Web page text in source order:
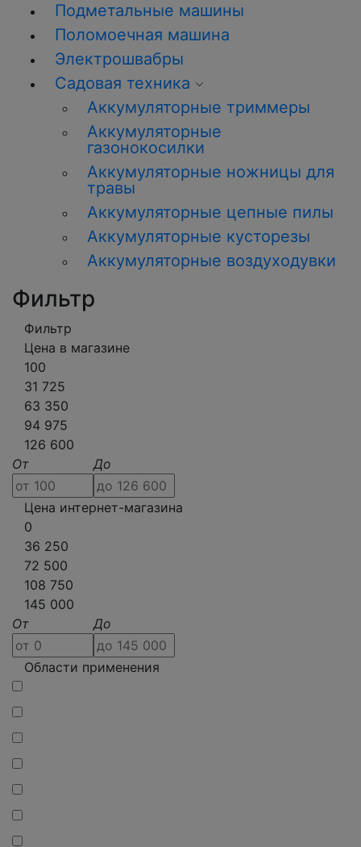
Подметальные машины
Поломоечная машина
Электрошвабры
Садовая техника
Аккумуляторные триммеры
Аккумуляторные
газонокосилки
Аккумуляторные ножницы для
травы
Аккумуляторные цепные пилы
Аккумуляторные кусторезы
Аккумуляторные воздуходувки
Фильтр
Фильтр
Цена в магазине
100
31 725
63 350
94 975
126 600
От
До
Цена интернет-магазина
0
36 250
72 500
108 750
145 000
От
До
Области применения